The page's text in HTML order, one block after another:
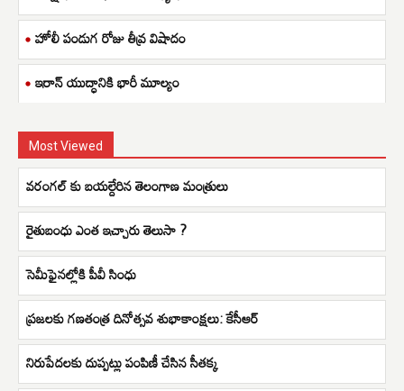
హోలీ పండుగ రోజు తీవ్ర విషాదం
ఇరాన్ యుద్ధానికి భారీ మూల్యం
Most Viewed
వరంగల్ కు బయల్దేరిన తెలంగాణ మంత్రులు
రైతుబంధు ఎంత ఇచ్చారు తెలుసా ?
సెమీఫైనల్లోకి పీవీ సింధు
ప్రజలకు గణతంత్ర దినోత్సవ శుభాకాంక్షలు: కేసీఆర్
నిరుపేదలకు దుప్పట్లు పంపిణీ చేసిన సీతక్క